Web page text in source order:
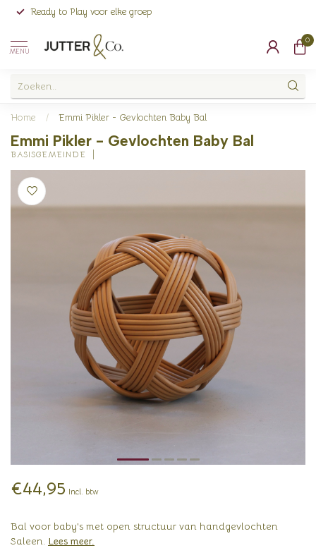
Ready to Play voor elke groep
MENU
0
Home / Emmi Pikler - Gevlochten Baby Bal
Emmi Pikler - Gevlochten Baby Bal
BASISGEMEINDE
€44,95 Incl. btw
Bal voor baby's met open structuur van handgevlochten
Saleen. Lees meer.